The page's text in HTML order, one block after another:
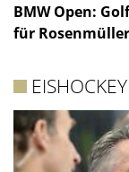
BMW Open:
für
EISHOCKEY